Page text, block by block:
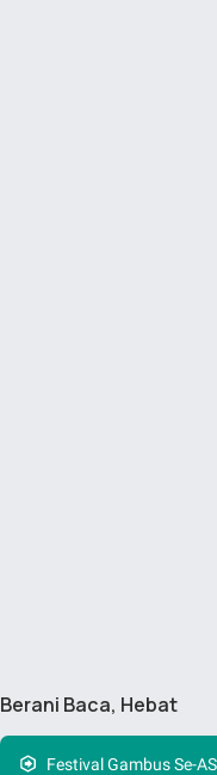
Berani Baca, Hebat
Festival Gambus Se-